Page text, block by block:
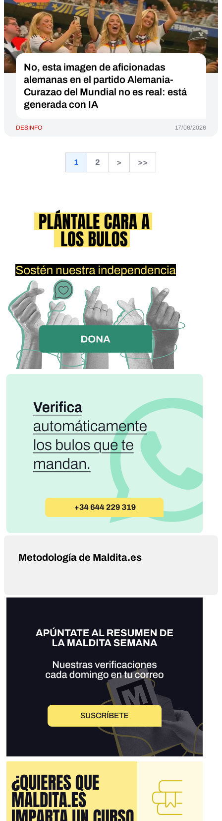
No, esta imagen de aficionadas
alemanas en el partido Alemania-
Curazao del Mundial no es real: está
generada con IA
DESINFO 17/06/2026
1 2 > >>
Metodología de Maldita.es